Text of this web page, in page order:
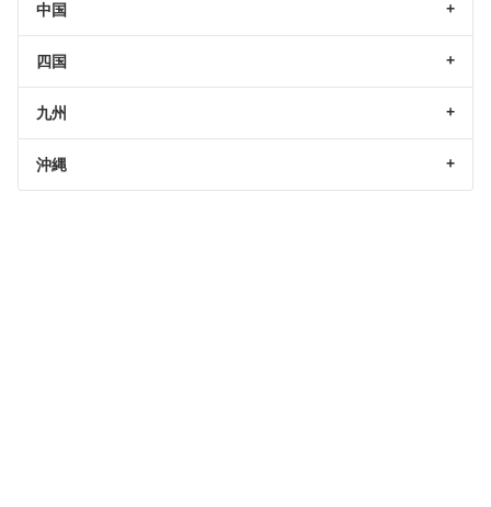
中国
四国
九州
沖縄